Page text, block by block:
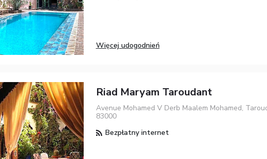
Więcej udogodnień
Riad Maryam Taroudant
Avenue Mohamed V Derb Maalem Mohamed,
83000
Bezpłatny internet